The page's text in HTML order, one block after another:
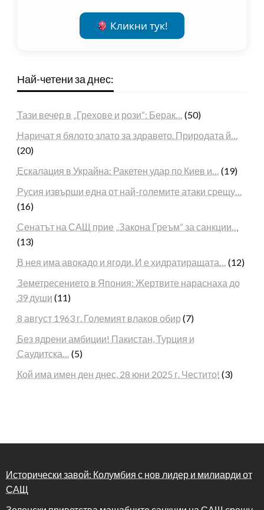
Кликни тук!
Най-четени за днес:
Тази вечер в „Грехове и рози“: Берак… (50)
Наричат я бялото злато за здравето. Природата й…
(20)
Ескалация в Украйна: Ракетен удар по Киев и… (19)
Русия извърши една от най-големите атаки срещу…
(16)
Сенатът на САЩ прие „Закона Греъм“ за санкции…
(13)
В нея има авокадо и ягоди. И е хидратиращата… (12)
Земетресението в Япония: Жертвите нараснаха до
39 души (11)
8 август 1963 г. Големият влаков обир (7)
Без ядрени амбиции! Пакистан, Турция и
Саудитска… (5)
Кой има имен ден днес, 28 юни 2025 г. Честито! (3)
Исторически завой: Колумбия с нов лидер и милиарди от
САЩ